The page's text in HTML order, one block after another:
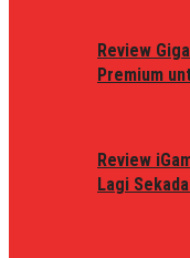
Review
Premium
Review
Lagi